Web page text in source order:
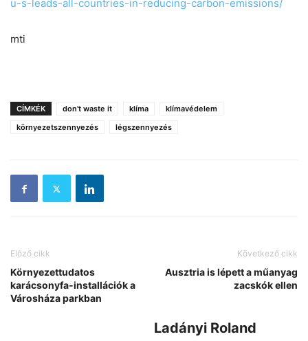
u-s-leads-all-countries-in-reducing-carbon-emissions/
mti
CÍMKÉK don't waste it klíma
klímavédelem
környezetszennyezés
légszennyezés
Előző cikk
Környezettudatos
karácsonyfa-installációk a
Városháza parkban
Következő cikk
Ausztria is lépett a műanyag
zacskók ellen
Ladányi Roland